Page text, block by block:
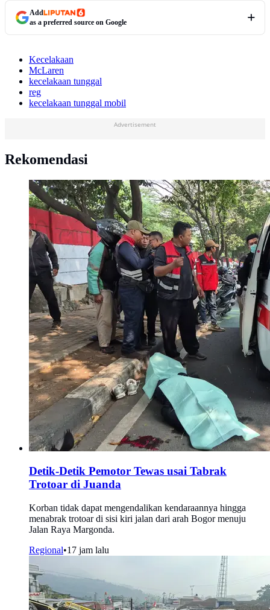
Add
as a preferred source on Google
Kecelakaan
McLaren
kecelakaan tunggal
reg
kecelakaan tunggal mobil
Advertisement
Rekomendasi
Detik-Detik Pemotor Tewas usai Tabrak
Trotoar di Juanda
Korban tidak dapat mengendalikan kendaraannya hingga
menabrak trotoar di sisi kiri jalan dari arah Bogor menuju
Jalan Raya Margonda.
Regional•17 jam lalu